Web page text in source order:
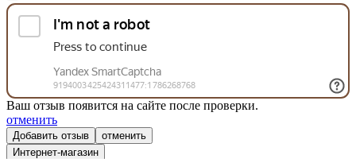
Ваш отзыв появится на сайте после проверки.
отменить
отменить
Интернет-магазин